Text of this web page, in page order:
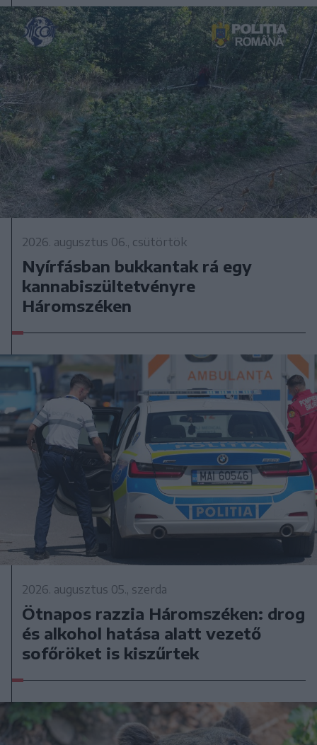
2026. augusztus 06., csütörtök
Nyírfásban bukkantak rá egy
kannabiszültetvényre
Háromszéken
2026. augusztus 05., szerda
Ötnapos razzia Háromszéken: drog
és alkohol hatása alatt vezető
sofőröket is kiszűrtek